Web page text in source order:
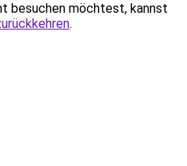
besuchen möchtest, kannst
.